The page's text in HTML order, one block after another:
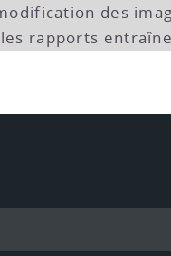
des
rapports